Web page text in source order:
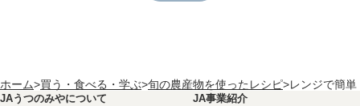
ホーム>買う・食べる・学ぶ>旬の農産物を使ったレシピ>レンジで簡
JAうつのみやについて JA事業紹介